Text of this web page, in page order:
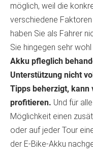
möglich, weil die
verschiedene
haben Sie als Fahrer
Sie hingegen sehr
Akku pfleglich
Unterstützung nicht
Tipps beherzigt, kann
profitieren. Und für
Möglichkeit einen
oder auf jeder Tour
der E-Bike-Akku